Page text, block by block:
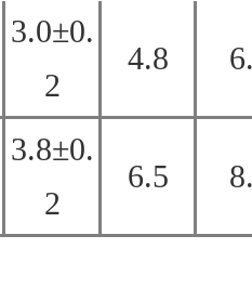
3.0±0.
2
4.8
3.8±0.
2
6.5